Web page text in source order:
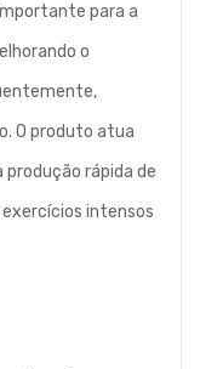
para a
o
O produto atua
rápida de
intensos